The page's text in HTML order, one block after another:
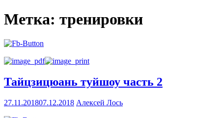
Метка: тренировки
Тайцзицюань туйшоу часть 2
27.11.201807.12.2018 Алексей Лось